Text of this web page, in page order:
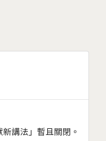
講法」暫且關閉。